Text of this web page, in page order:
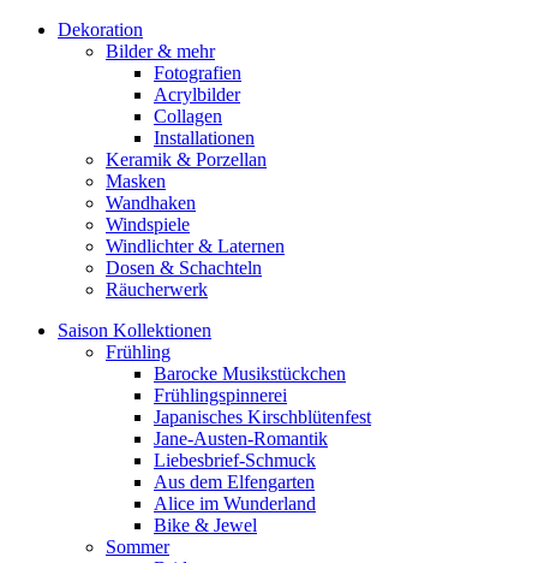
Dekoration
Bilder & mehr
Fotografien
Acrylbilder
Collagen
Installationen
Keramik & Porzellan
Masken
Wandhaken
Windspiele
Windlichter & Laternen
Dosen & Schachteln
Räucherwerk
Saison Kollektionen
Frühling
Barocke Musikstückchen
Frühlingspinnerei
Japanisches Kirschblütenfest
Jane-Austen-Romantik
Liebesbrief-Schmuck
Aus dem Elfengarten
Alice im Wunderland
Bike & Jewel
Sommer